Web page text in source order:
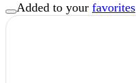
Added to your favorites